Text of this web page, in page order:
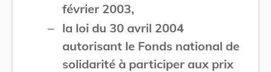
février 2003,
– la loi du 30 avril 2004
autorisant le Fonds national de
solidarité à participer aux prix